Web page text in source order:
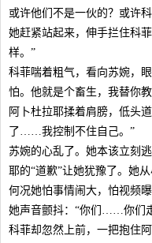
或许他们不是一伙的？或许
她赶紧站起来，伸手拦住科
样。”
科菲喘着粗气，看向苏婉，
怕。他就是个畜生，我替你
阿卜杜拉耶揉着肩膀，低头
了……我控制不住自己。”
苏婉的心乱了。她本该立刻
耶的“道歉”让她犹豫了。她
何况她怕事情闹大，怕视频
她声音颤抖：“你们……你们
科菲却忽然上前，一把抱住